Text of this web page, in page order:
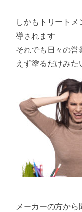
しかもトリート
導されます
それでも日々の営
えず塗るだけみた
メーカーの方から